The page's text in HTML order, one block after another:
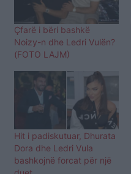
Çfarë i bëri bashkë
Noizy-n dhe Ledri Vulën?
(FOTO LAJM)
Hit i padiskutuar, Dhurata
Dora dhe Ledri Vula
bashkojnë forcat për një